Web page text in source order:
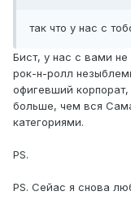
так что у нас с
Бист, у нас с вами не
рок-н-ролл
офигевший
больше, чем вся
категориями.
PS.
PS. Сейас я снова